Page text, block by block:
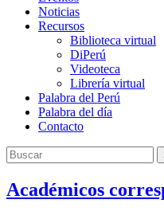
Noticias
Recursos
Biblioteca virtual
DiPerú
Videoteca
Librería virtual
Palabra del Perú
Palabra del día
Contacto
Académicos